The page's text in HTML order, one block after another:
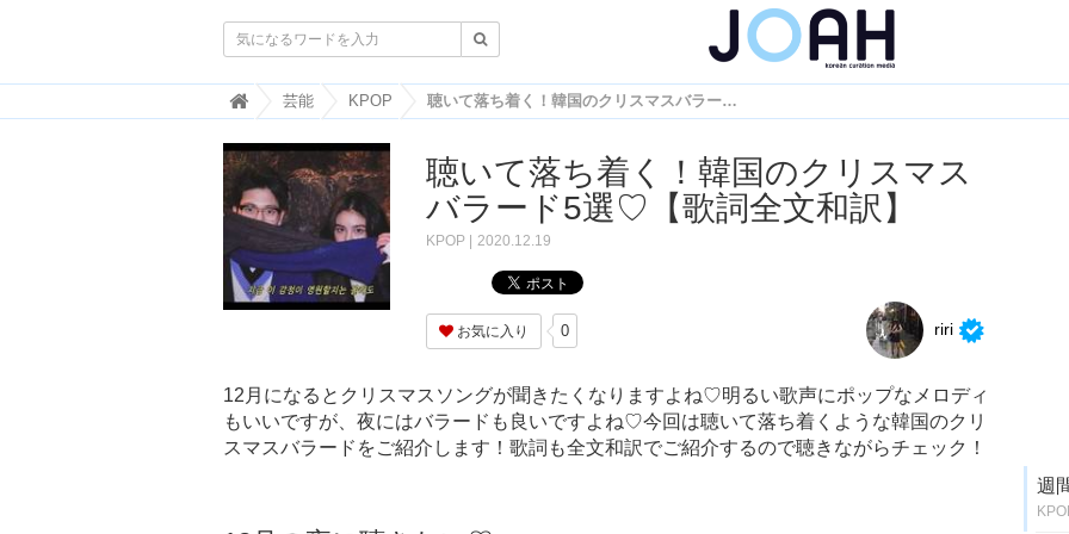
韓
国
ト
レ
ン
ド
報
・
韓
国
J
O
ジ
芸能 KPOP 聴いて落ち着く！韓国のクリスマスバラード5選♡【歌詞全文和訳】
聴いて落ち着く！韓国のクリスマス
バラード5選♡【歌詞全文和訳】
KPOP 2020.12.19
お気に入り 0 riri
12月になるとクリスマスソングが聞きたくなりますよね♡明るい歌声にポップなメロディ
もいいですが、夜にはバラードも良いですよね♡今回は聴いて落ち着くような韓国のクリ
スマスバラードをご紹介します！歌詞も全文和訳でご紹介するので聴きながらチェック！
週